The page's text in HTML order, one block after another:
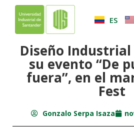
ES
Diseño
su evento “De
fuera”, en el
Fest
Gonzalo Serpa Isaza